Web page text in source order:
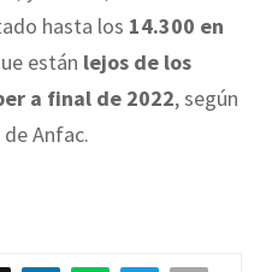
hasta los 14.300 en
están lejos de los
a final de 2022, según
Anfac.